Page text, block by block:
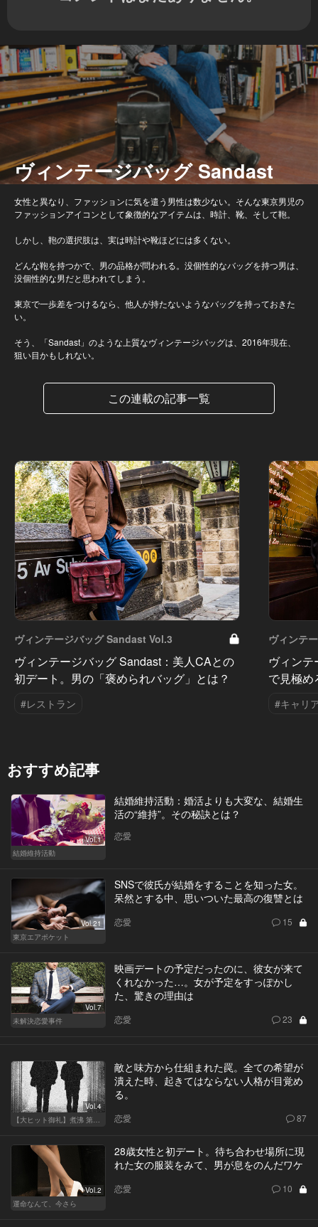
ヴィンテージバッグ Sandast
女性と異なり、ファッションに気を遣う男性は数少ない。そんな東京男児の
ファッションアイコンとして象徴的なアイテムは、時計、靴、そして鞄。
しかし、鞄の選択肢は、実は時計や靴ほどには多くない。
どんな鞄を持つかで、男の品格が問われる。没個性的なバッグを持つ男は、
没個性的な男だと思われてしまう。
東京で一歩差をつけるなら、他人が持たないようなバッグを持っておきた
い。
そう、「Sandast」のような上質なヴィンテージバッグは、2016年現在、
狙い目かもしれない。
この連載の記事一覧
ヴィンテージバッグ Sandast Vol.3
ヴィンテージバッグ Sandast：美人CAとの
初デート。男の「褒められバッグ」とは？
#レストラン
ヴィンテ
ヴィン
で見極
#キャリ
おすすめ記事
Vol.1
結婚維持活動
結婚維持活動：婚活よりも大変な、結婚生
活の“維持”。その秘訣とは？
恋愛
Vol.21
東京エアポケット
SNSで彼氏が結婚をすることを知った女。
呆然とする中、思いついた最高の復讐とは
恋愛 15
Vol.7
未解決恋愛事件
映画デートの予定だったのに、彼女が来て
くれなかった…。女が予定をすっぽかし
た、驚きの理由は
恋愛 23
Vol.4
【大ヒット御礼】煮沸 第二章
敵と味方から仕組まれた罠。全ての希望が
潰えた時、起きてはならない人格が目覚め
る。
恋愛 87
Vol.2
運命なんて、今さら
28歳女性と初デート。待ち合わせ場所に現
れた女の服装をみて、男が息をのんだワケ
恋愛 10